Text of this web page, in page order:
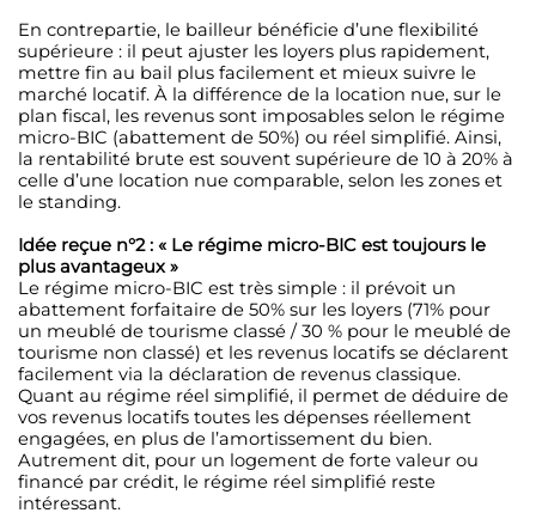
En contrepartie, le bailleur bénéficie d’une flexibilité
supérieure : il peut ajuster les loyers plus rapidement,
mettre fin au bail plus facilement et mieux suivre le
marché locatif. À la différence de la location nue, sur le
plan fiscal, les revenus sont imposables selon le régime
micro-BIC (abattement de 50%) ou réel simplifié. Ainsi,
la rentabilité brute est souvent supérieure de 10 à 20% à
celle d’une location nue comparable, selon les zones et
le standing.
Idée reçue n°2 : « Le régime micro-BIC est toujours le
plus avantageux »
Le régime micro-BIC est très simple : il prévoit un
abattement forfaitaire de 50% sur les loyers (71% pour
un meublé de tourisme classé / 30 % pour le meublé de
tourisme non classé) et les revenus locatifs se déclarent
facilement via la déclaration de revenus classique.
Quant au régime réel simplifié, il permet de déduire de
vos revenus locatifs toutes les dépenses réellement
engagées, en plus de l’amortissement du bien.
Autrement dit, pour un logement de forte valeur ou
financé par crédit, le régime réel simplifié reste
intéressant.